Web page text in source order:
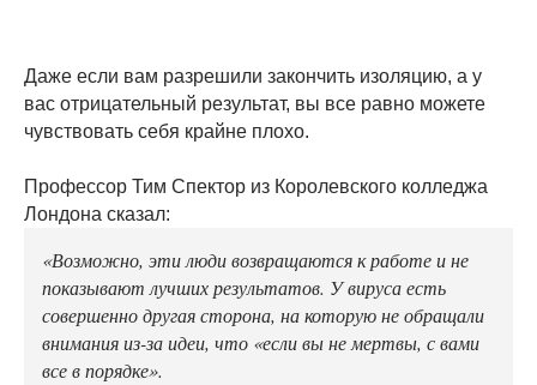
Даже если вам разрешили закончить изоляцию, а у
вас отрицательный результат, вы все равно можете
чувствовать себя крайне плохо.
Профессор Тим Спектор из Королевского колледжа
Лондона сказал:
«Возможно, эти люди возвращаются к работе и не
показывают лучших результатов. У вируса есть
совершенно другая сторона, на которую не обращали
внимания из-за идеи, что «если вы не мертвы, с вами
все в порядке».